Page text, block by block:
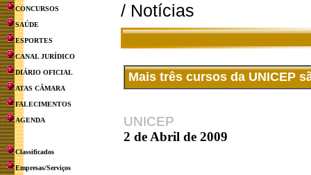
CONCURSOS
SAÚDE
ESPORTES
CANAL JURÍDICO
DIÁRIO OFICIAL
ATAS CÂMARA
FALECIMENTOS
AGENDA
Classificados
Empresas/Serviços
/ Notícias
Mais três cursos da UNICEP
UNICEP
2 de Abril de 2009